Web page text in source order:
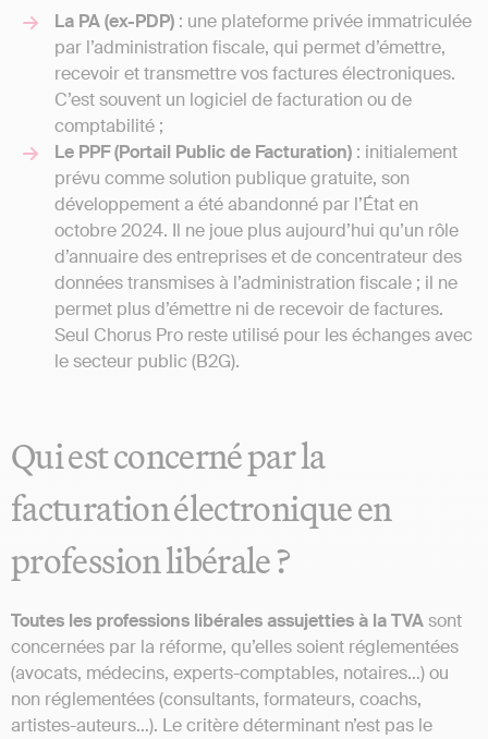
La PA (ex-PDP) : une plateforme privée immatriculée
par l’administration fiscale, qui permet d’émettre,
recevoir et transmettre vos factures électroniques.
C’est souvent un logiciel de facturation ou de
comptabilité ;
Le PPF (Portail Public de Facturation) : initialement
prévu comme solution publique gratuite, son
développement a été abandonné par l’État en
octobre 2024. Il ne joue plus aujourd’hui qu’un rôle
d’annuaire des entreprises et de concentrateur des
données transmises à l’administration fiscale ; il ne
permet plus d’émettre ni de recevoir de factures.
Seul Chorus Pro reste utilisé pour les échanges avec
le secteur public (B2G).
Qui est concerné par la
facturation électronique en
profession libérale ?
Toutes les professions libérales assujetties à la TVAsont
concernées par la réforme, qu’elles soient réglementées
(avocats, médecins, experts-comptables, notaires…) ou
non réglementées (consultants, formateurs, coachs,
artistes-auteurs…). Le critère déterminant n’est pas le